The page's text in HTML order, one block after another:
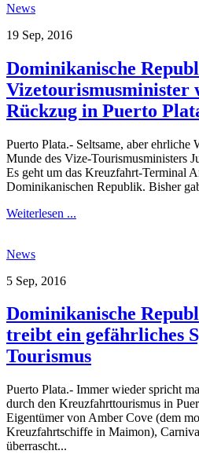
News
19 Sep, 2016
Dominikanische
Vizetourismusminister
Rückzug in Puerto
Puerto Plata.- Seltsame, aber ehrliche
Munde des Vize-Tourismusministers
Es geht um das Kreuzfahrt-Terminal
Dominikanischen Republik. Bisher
Weiterlesen ...
News
5 Sep, 2016
Dominikanische
treibt ein gefährliches
Tourismus
Puerto Plata.- Immer wieder spricht
durch den Kreuzfahrttourismus in
Eigentümer von Amber Cove (dem
Kreuzfahrtschiffe in Maimon),
überrascht...